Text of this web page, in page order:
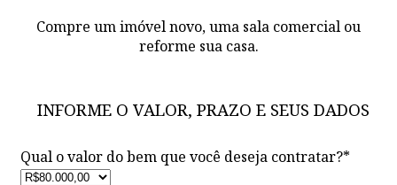
Compre um imóvel novo, uma sala comercial ou
reforme sua casa.
INFORME O VALOR, PRAZO E SEUS DADOS
Qual o valor do bem que você deseja contratar?*